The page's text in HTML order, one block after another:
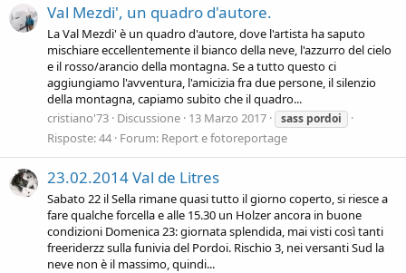
Val Mezdi', un quadro d'autore.
La Val Mezdi' è un quadro d'autore, dove l'artista ha saputo
mischiare eccellentemente il bianco della neve, l'azzurro del cielo
e il rosso/arancio della montagna. Se a tutto questo ci
aggiungiamo l'avventura, l'amicizia fra due persone, il silenzio
della montagna, capiamo subito che il quadro...
cristiano'73 Discussione 13 Marzo 2017 sass pordoi
Risposte: 44 Forum: Report e fotoreportage
23.02.2014 Val de Litres
Sabato 22 il Sella rimane quasi tutto il giorno coperto, si riesce a
fare qualche forcella e alle 15.30 un Holzer ancora in buone
condizioni Domenica 23: giornata splendida, mai visti così tanti
freeriderzz sulla funivia del Pordoi. Rischio 3, nei versanti Sud la
neve non è il massimo, quindi...